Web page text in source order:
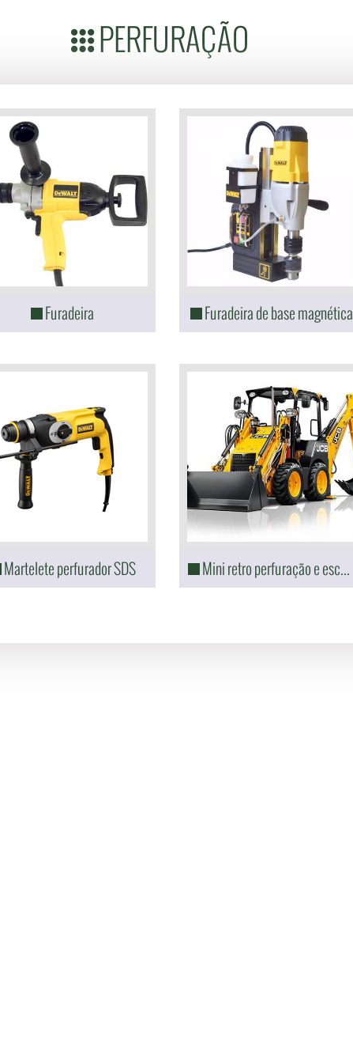
PERFURAÇÃO
Furadeira Furadeira de base magnética
Martelete perfurador SDS